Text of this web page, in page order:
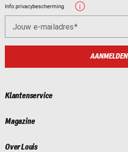
Info privacybescherming
Jouw e-mailadres
AANMELDEN
Klantenservice
Magazine
Over Louis